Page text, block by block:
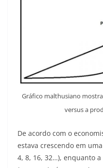
Gráfico malthusiano
versus a
De acordo com o
estava crescendo em
4, 8, 16, 32…), enquanto